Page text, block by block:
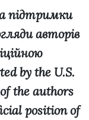
підтримки
авторів
by the U.S.
the authors
position of